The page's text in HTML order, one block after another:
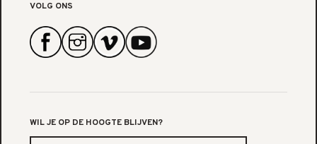
VOLG ONS
WIL JE OP DE HOOGTE BLIJVEN?